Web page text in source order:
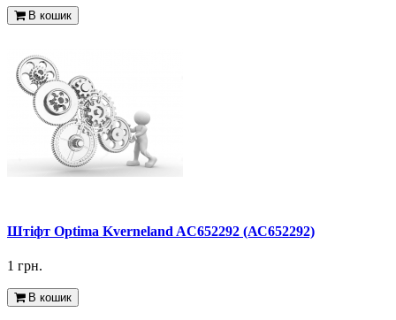
В кошик
Штіфт Оptima Kverneland AC652292 (АС652292)
1 грн.
В кошик